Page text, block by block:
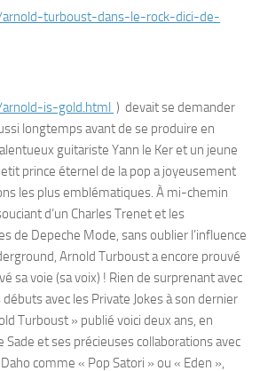
turboust-dans-le-rock-dici-de-
is-gold.html ) devait se demander
longtemps avant de se produire en
guitariste Yann le Ker et un jeune
prince éternel de la pop a joyeusement
les plus emblématiques. À mi-chemin
d’un Charles Trenet et les
de Depeche Mode, sans oublier l’influence
Arnold Turboust a encore prouvé
sa voie (sa voix) ! Rien de surprenant avec
avec les Private Jokes à son dernier
Turboust » publié voici deux ans, en
Sade et ses précieuses collaborations avec
comme « Pop Satori » ou « Eden »,